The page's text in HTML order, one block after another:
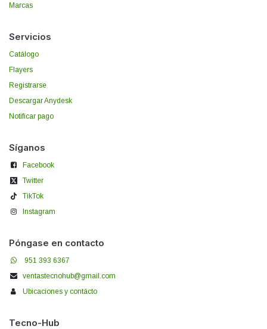
Marcas
Servicios
Catálogo
Flayers
Registrarse
Descargar Anydesk
Notificar pago
Síganos
Facebook
Twitter
TikTok
Instagram
Póngase en contacto
951 393 6367
ventastecnohub@gmail.com
Ubicaciones y contácto
Tecno-Hub